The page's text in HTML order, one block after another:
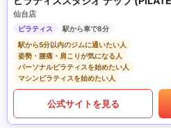
仙台店
ピラティス
駅から車で8分
駅から5分以内のジムに通いたい人
姿勢・腰痛・肩こりが気になる人
パーソナルピラティスを始めたい人
マシンピラティスを始めたい人
公式サイトを見る